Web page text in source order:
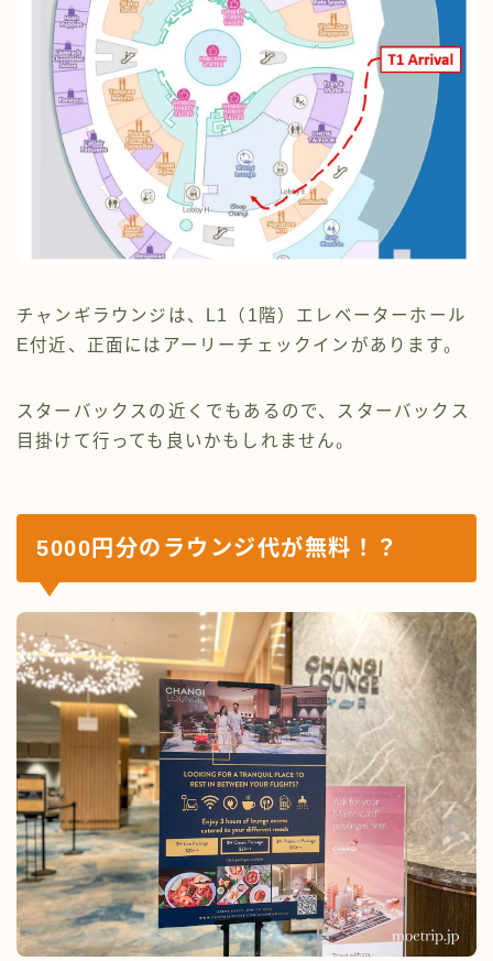
チャンギラウンジは、L1（1階）エレベーターホール
E付近、正面にはアーリーチェックインがあります。
スターバックスの近くでもあるので、スターバックス
目掛けて行っても良いかもしれません。
5000円分のラウンジ代が無料！？